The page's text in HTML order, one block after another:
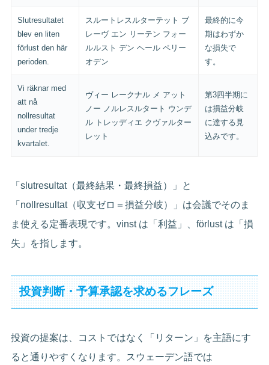
Slutresultatet
blev en liten
förlust den här
perioden.
スルートレスルターテット ブ
レーヴ エン リーテン フォー
ルルスト デン ヘール ペリー
オデン
最終的に今
期はわずか
な損失で
す。
Vi räknar med
att nå
nollresultat
under tredje
kvartalet.
ヴィー レークナル メ アット
ノー ノルレスルタート ウンデ
ル トレッディエ クヴァルター
レット
第3四半期に
は損益分岐
に達する見
込みです。
「slutresultat（最終結果・最終損益）」と
「nollresultat（収支ゼロ＝損益分岐）」は会議でそのま
ま使える定番表現です。vinst は「利益」、förlust は「損
失」を指します。
投資判断・予算承認を求めるフレーズ
投資の提案は、コストではなく「リターン」を主語にす
ると通りやすくなります。スウェーデン語では